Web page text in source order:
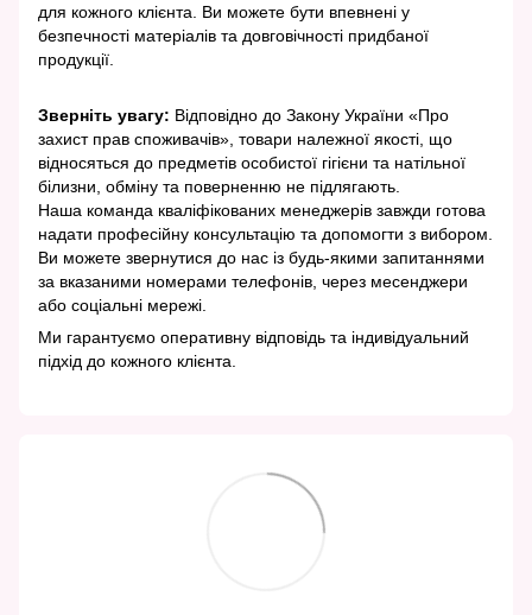
для кожного клієнта. Ви можете бути впевнені у
безпечності матеріалів та довговічності придбаної
продукції.
Зверніть увагу: Відповідно до Закону України «Про
захист прав споживачів», товари належної якості, що
відносяться до предметів особистої гігієни та натільної
білизни, обміну та поверненню не підлягають.
Наша команда кваліфікованих менеджерів завжди готова
надати професійну консультацію та допомогти з вибором.
Ви можете звернутися до нас із будь-якими запитаннями
за вказаними номерами телефонів, через месенджери
або соціальні мережі.
Ми гарантуємо оперативну відповідь та індивідуальний
підхід до кожного клієнта.